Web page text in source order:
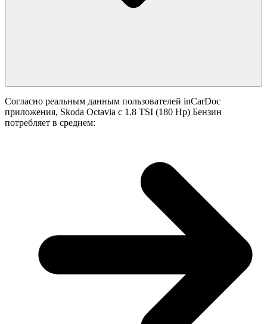
Согласно реальным данным пользователей inCarDoc
приложения, Skoda Octavia с 1.8 TSI (180 Hp) Бензин
потребляет в среднем: